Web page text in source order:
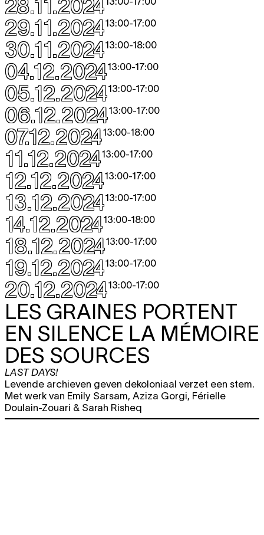
28.11.2024
29.11.202413:00-17:00
30.11.202413:00-18:00
04.12.202413:00-17:00
05.12.202413:00-17:00
06.12.202413:00-17:00
07.12.202413:00-18:00
11.12.202413:00-17:00
12.12.202413:00-17:00
13.12.202413:00-17:00
14.12.202413:00-18:00
18.12.202413:00-17:00
19.12.202413:00-17:00
20.12.202413:00-17:00
LES GRAINES PORTENT
EN SILENCE LA MÉMOIRE
DES SOURCES
LAST DAYS!
Levende archieven geven dekoloniaal verzet een stem.
Met werk van Emily Sarsam, Aziza Gorgi, Férielle
Doulain-Zouari & Sarah Risheq